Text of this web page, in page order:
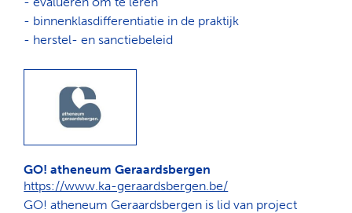
- binnenklasdifferentiatie in de praktijk
- herstel- en sanctiebeleid
GO! atheneum Geraardsbergen
https://www.ka-geraardsbergen.be/
GO! atheneum Geraardsbergen is lid van project